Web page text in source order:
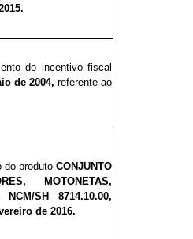
do incentivo fiscal
de 2004, referente ao
do produtoCONJUNTO
MOTONETAS,
NCM/SH 8714.10.00,
de 2016.